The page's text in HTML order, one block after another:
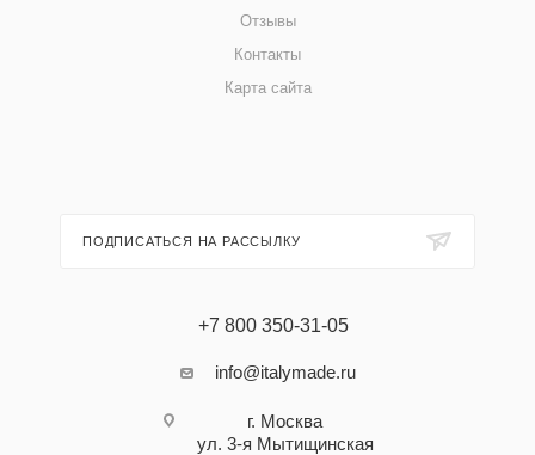
Отзывы
Контакты
Карта сайта
ПОДПИСАТЬСЯ НА РАССЫЛКУ
+7 800 350-31-05
info@italymade.ru
г. Москва
ул. 3-я Мытищинская